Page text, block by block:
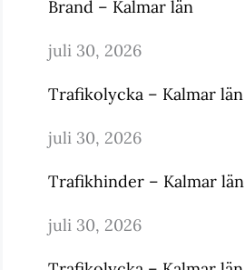
Brand – Kalmar län
juli 30, 2026
Trafikolycka – Kalmar län
juli 30, 2026
Trafikhinder – Kalmar län
juli 30, 2026